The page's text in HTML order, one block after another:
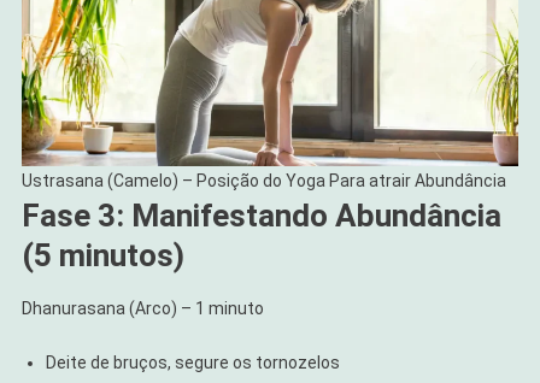
Ustrasana (Camelo) – Posição do Yoga Para atrair Abundância
Fase 3: Manifestando Abundância
(5 minutos)
Dhanurasana (Arco) – 1 minuto
Deite de bruços, segure os tornozelos